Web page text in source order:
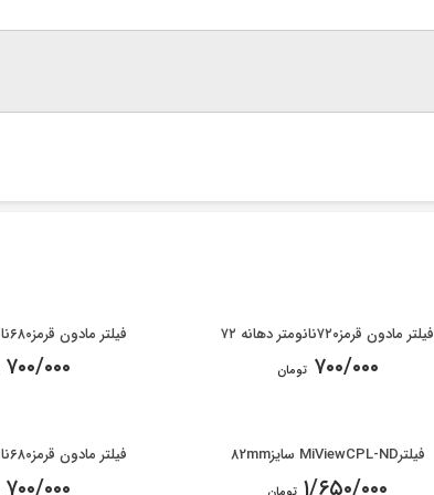
فیلتر مادون قرمز۷۲۰نانومتر دهانه ۷۲
۷۰۰/۰۰۰ تومان
فیلتر مادون قرمز۶۸۰نانومتر دهانه ۷۲
۷۰۰/۰۰۰
فیلترMiViewCPL-ND سایز82mm فیلتر مادون قرمز۶۸۰نانومتر دهانه ۸۲